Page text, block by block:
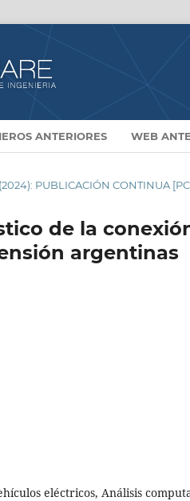
ANTERIORES WEB
PUBLICACIÓN CONTINUA
de la
argentinas
eléctricos, Análisis